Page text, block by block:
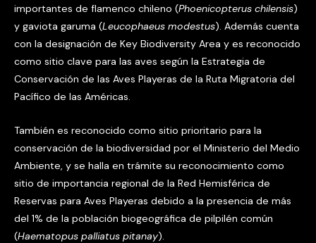
importantes de flamenco chileno (Phoenicopterus chilensis)
y gaviota garuma (Leucophaeus modestus). Además cuenta
con la designación de Key Biodiversity Area y es reconocido
como sitio clave para las aves según la Estrategia de
Conservación de las Aves Playeras de la Ruta Migratoria del
Pacífico de las Américas.
También es reconocido como sitio prioritario para la
conservación de la biodiversidad por el Ministerio del Medio
Ambiente, y se halla en trámite su reconocimiento como
sitio de importancia regional de la Red Hemisférica de
Reservas para Aves Playeras debido a la presencia de más
del 1% de la población biogeográfica de pilpilén común
(Haematopus palliatus pitanay).